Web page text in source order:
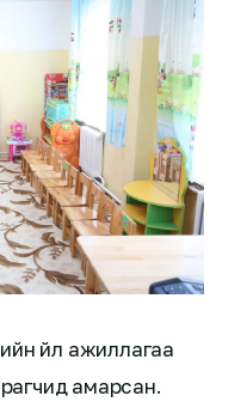
үйл ажиллагаа
амарсан.